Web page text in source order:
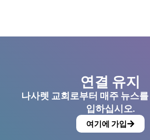
연결 유지
나사렛 교회로부터 매주 뉴스
입하십시오.
여기에 가입